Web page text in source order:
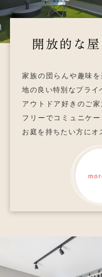
開放的な
家族の団らんや趣味
地の良い特別なプライ
アウトドア好きのご
フリーでコミュニケー
お庭を持ちたい方にオ